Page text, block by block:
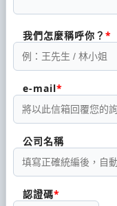
我們怎麼稱呼你？
e-mail
公司名稱
認證碼